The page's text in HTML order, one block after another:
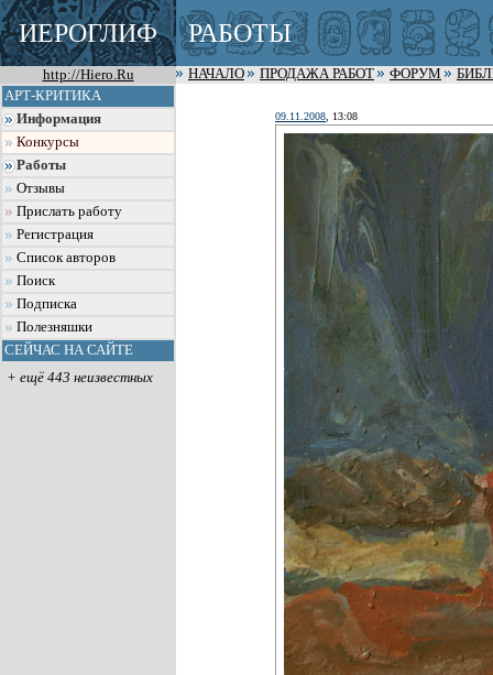
ИЕРОГЛИФ РАБОТЫ
http://Hiero.Ru НАЧАЛО ПРОДАЖА РАБОТ ФОРУМ
АРТ-КРИТИКА
Информация
Конкурсы
Работы
Отзывы
Прислать работу
Регистрация
Список авторов
Поиск
Подписка
Полезняшки
СЕЙЧАС НА САЙТЕ
+ ещё 443 неизвестных
09.11.2008 , 13:08